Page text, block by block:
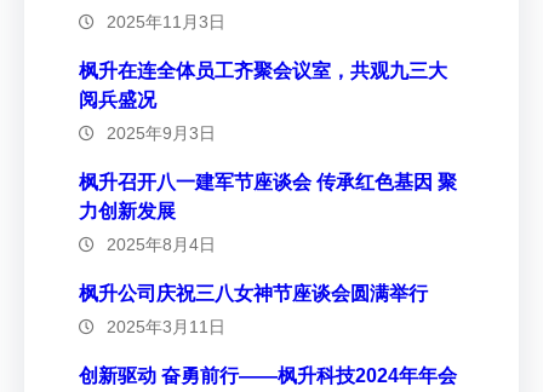
2025年11月3日
枫升在连全体员工齐聚会议室，共观九三大
阅兵盛况
2025年9月3日
枫升召开八一建军节座谈会 传承红色基因 聚
力创新发展
2025年8月4日
枫升公司庆祝三八女神节座谈会圆满举行
2025年3月11日
创新驱动 奋勇前行——枫升科技2024年年会